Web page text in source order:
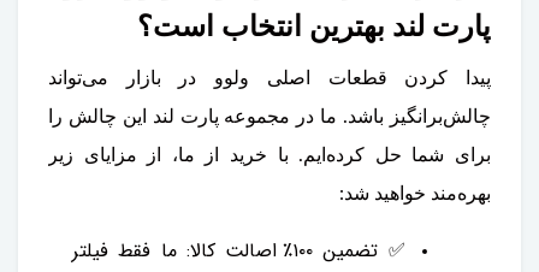
پارت لند بهترین انتخاب است؟
پیدا کردن قطعات اصلی ولوو در بازار می‌تواند
چالش‌برانگیز باشد. ما در مجموعه پارت لند این چالش را
برای شما حل کرده‌ایم. با خرید از ما، از مزایای زیر
بهره‌مند خواهید شد:
✅ تضمین ۱۰۰٪ اصالت کالا: ما فقط فیلتر